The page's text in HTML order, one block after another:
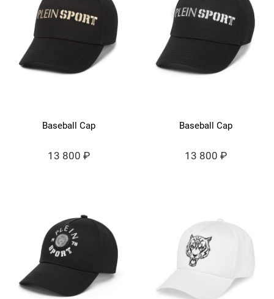
Baseball Cap
13 800 ₽
Baseball Cap
13 800 ₽